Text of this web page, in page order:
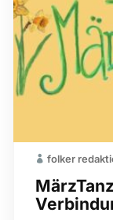
folker